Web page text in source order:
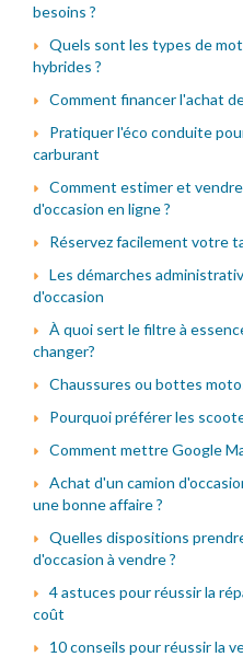
besoins ?
Quels sont les types de
hybrides ?
Comment financer l'achat
Pratiquer l'éco conduite
carburant
Comment estimer et
d'occasion en ligne ?
Réservez facilement votre
Les démarches
d'occasion
À quoi sert le filtre à
changer?
Chaussures ou bottes
Pourquoi préférer les
Comment mettre Google
Achat d'un camion
une bonne affaire ?
Quelles dispositions
d'occasion à vendre ?
4 astuces pour réussir la
coût
10 conseils pour réussir la